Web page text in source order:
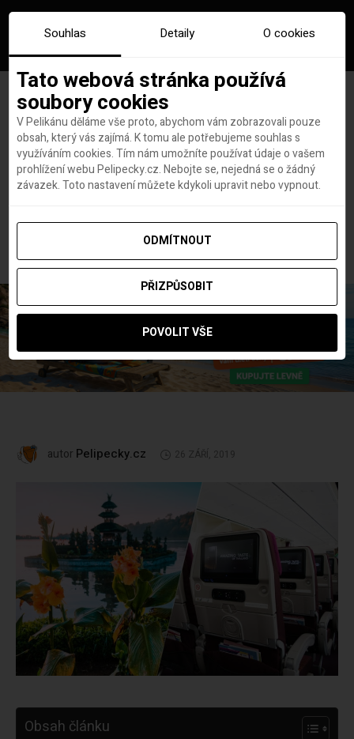
Hlavní stránka
Letenky
Jak nejlépe na Bali? Porovnání letenek z Prahy i Vídně
Jak nejlépe na Bali?
Porovnání letenek z Prahy i
Vídně
autor Pelipecky.cz 26 ZÁŘÍ, 2019
Obsah článku
Souhlas Detaily O cookies
Tato webová stránka používá
soubory cookies
V Pelikánu děláme vše proto, abychom vám zobrazovali pouze
obsah, který vás zajímá. K tomu ale potřebujeme souhlas s
využíváním cookies. Tím nám umožníte používat údaje o vašem
prohlížení webu Pelipecky.cz. Nebojte se, nejedná se o žádný
závazek. Toto nastavení můžete kdykoli upravit nebo vypnout.
ODMÍTNOUT
PŘIZPŮSOBIT
POVOLIT VŠE